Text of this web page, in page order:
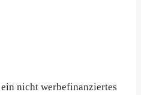
nicht werbefinanziertes